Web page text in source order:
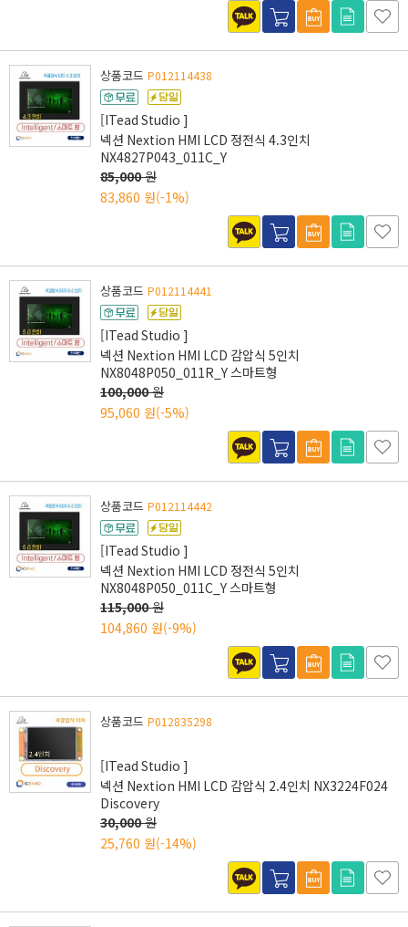
상품코드 P012114438
[ITead Studio ]
넥션 Nextion HMI LCD 정전식 4.3인치
NX4827P043_011C_Y
85,000원
83,860 원(-1%)
상품코드 P012114441
[ITead Studio ]
넥션 Nextion HMI LCD 감압식 5인치
NX8048P050_011R_Y 스마트형
100,000원
95,060 원(-5%)
상품코드 P012114442
[ITead Studio ]
넥션 Nextion HMI LCD 정전식 5인치
NX8048P050_011C_Y 스마트형
115,000원
104,860 원(-9%)
상품코드 P012835298
[ITead Studio ]
넥션 Nextion HMI LCD 감압식 2.4인치 NX3224F024
Discovery
30,000원
25,760 원(-14%)